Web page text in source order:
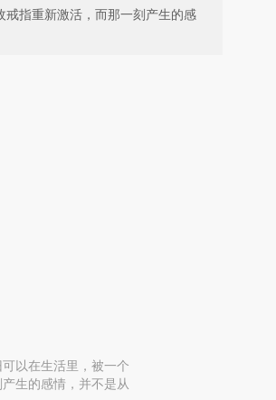
指重新激活，而那一刻产生的感
以在生活里，被一个
生的感情，并不是从